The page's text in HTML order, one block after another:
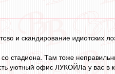
и скандирование идиотских
стадиона. Там тоже
уютный офис ЛУКОЙЛа у вас в